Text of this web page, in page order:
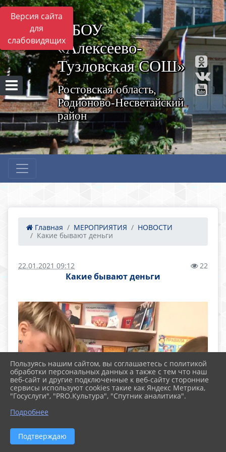
Версия сайта
для
слабовидящих
МБОУ
«Алексеево-
Тузловская СОШ»
Ростовская область,
Родионово-Несветайский
район
Главная МЕРОПРИЯТИЯ
НОВОСТИ
Какие бывают деньги
22.01.2021 09:12 22
Какие бывают деньги
Пользуясь нашим сайтом, вы соглашаетесь с политикой
обработки персональных данных а также с тем что наш
веб-сайт и другие подключенные к веб-сайту сторонние
сервисы используют cookies такие как Яндекс Метрика,
"Госуслуги", "PRO.Культура", "Спутник аналитика".
Подробнее
Подтверждаю